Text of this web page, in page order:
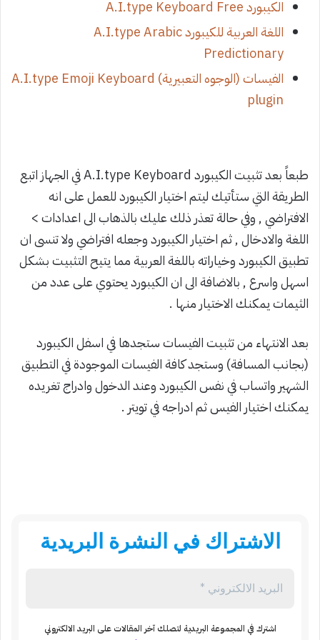
الكيبورد A.I.type Keyboard Free
اللغة العربية للكيبورد A.I.type Arabic
Predictionary
الفيسات (الوجوه التعبيرية) A.I.type Emoji Keyboard
plugin
طبعاً بعد تثبيت الكيبورد A.I.type Keyboard في الجهاز اتبع
الطريقة التي ستأتيك ليتم اختيار الكيبورد للعمل على انه
الافتراضي , وفي حالة تعذر ذلك عليك بالذهاب الى اعدادات >
اللغة والادخال , ثم اختيار الكيبورد وجعله افتراضي ولا تنسى ان
تطبيق الكيبورد وخياراته باللغة العربية مما يتيح التثبيت بشكل
اسهل واسرع , بالاضافة الى ان الكيبورد يحتوي على عدد من
الثيمات يمكنك الاختيار منها .
بعد الانتهاء من تثبيت الفيسات ستجدها في اسفل الكيبورد
(بجانب المسافة) وستجد كافة الفيسات الموجودة في التطبيق
الشهير واتساب في نفس الكيبورد وعند الدخول وادراج تغريده
يمكنك اختيار الفيس ثم ادراجه في تويتر .
الاشتراك في النشرة البريدية
اشترك في المجموعة البريدية لتصلك آخر المقالات على البريد الالكتروني